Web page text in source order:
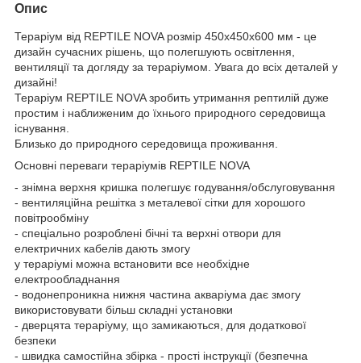
Опис
Тераріум від REPTILE NOVA розмір 450x450x600 мм - це
дизайн сучасних рішень, що полегшують освітлення,
вентиляції та догляду за тераріумом. Увага до всіх деталей у
дизайні!
Тераріум REPTILE NOVA зробить утримання рептилій дуже
простим і наближеним до їхнього природного середовища
існування.
Близько до природного середовища проживання.
Основні переваги тераріумів REPTILE NOVA
- знімна верхня кришка полегшує годування/обслуговування
- вентиляційна решітка з металевої сітки для хорошого
повітрообміну
- спеціально розроблені бічні та верхні отвори для
електричних кабелів дають змогу
у тераріумі можна встановити все необхідне
електрообладнання
- водонепроникна нижня частина акваріума дає змогу
використовувати більш складні установки
- дверцята тераріуму, що замикаються, для додаткової
безпеки
- швидка самостійна збірка - прості інструкції (безпечна